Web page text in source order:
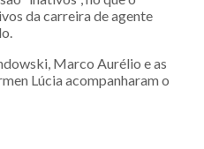
da carreira de agente
Marco Aurélio e as
Lúcia acompanharam o